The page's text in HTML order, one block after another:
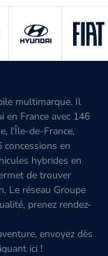
multimarque. Il
France avec 146
l'Île-de-France,
en
hybrides en
de trouver
Le réseau Groupe
prenez rendez-
envoyez dès
ici !